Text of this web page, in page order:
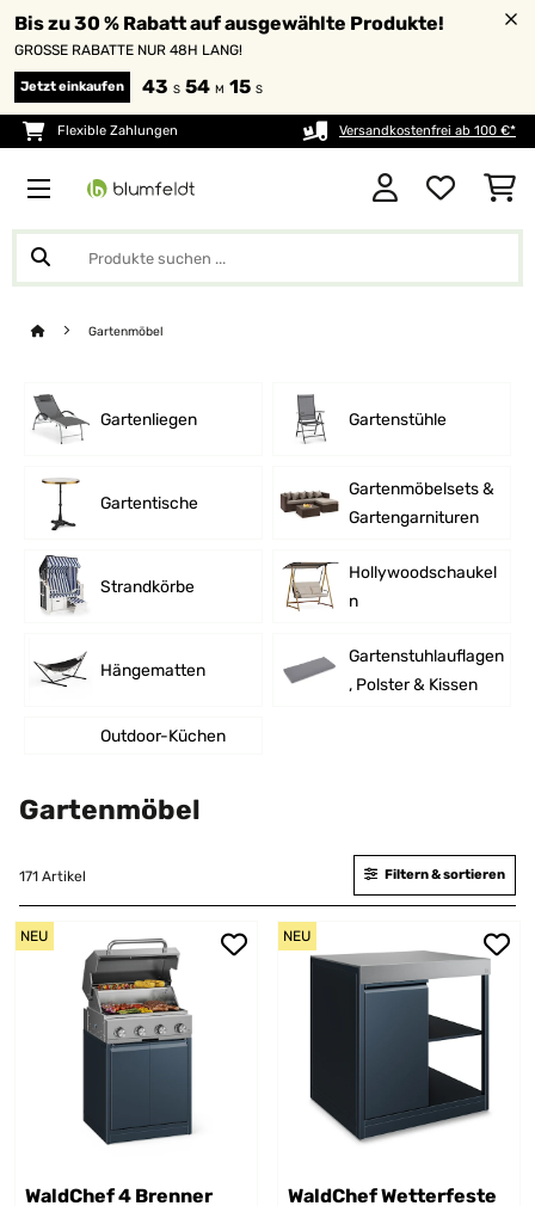
Bis zu 30 % Rabatt auf ausgewählte Produkte!
GROSSE RABATTE NUR 48H LANG!
Jetzt einkaufen 43 S 54 M 14 S
Flexible Zahlungen Versandkostenfrei ab 100 €*
Gartenmöbel
Gartenliegen Gartenstühle
Gartentische
Gartenmöbelsets &
Gartengarnituren
Strandkörbe
Hollywoodschaukel
n
Hängematten
Gartenstuhlauflagen
, Polster & Kissen
Outdoor-Küchen
Gartenmöbel
171 Artikel Filtern & sortieren
WaldChef 4 Brenner
NEU
WaldChef Wetterfeste
NEU